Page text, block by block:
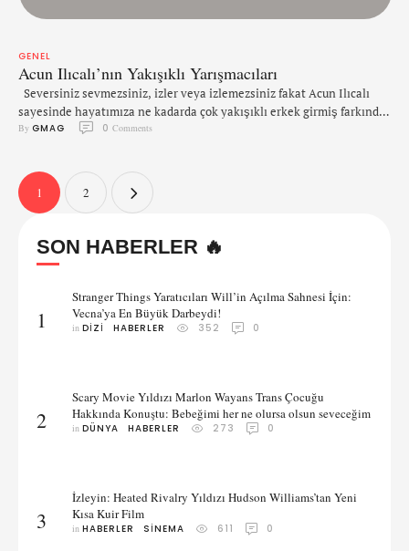
GENEL
Acun Ilıcalı’nın Yakışıklı Yarışmacıları
Seversiniz sevmezsiniz, izler veya izlemezsiniz fakat Acun Ilıcalı
sayesinde hayatımıza ne kadarda çok yakışıklı erkek girmiş farkında
mısınız? Buna neden olan Acun abimize buradan yine yeniden bir
Türkiye sahnesine adım atıp 'benden sevgi …
By GMAG 0 Comments
1 2
SON HABERLER 🔥
1
Stranger Things Yaratıcıları Will’in Açılma Sahnesi İçin:
Vecna’ya En Büyük Darbeydi!
in DIZI HABERLER 352 0
2
Scary Movie Yıldızı Marlon Wayans Trans Çocuğu
Hakkında Konuştu: Bebeğimi her ne olursa olsun seveceğim
in DÜNYA HABERLER 273 0
3
İzleyin: Heated Rivalry Yıldızı Hudson Williams’tan Yeni
Kısa Kuir Film
in HABERLER SINEMA 611 0